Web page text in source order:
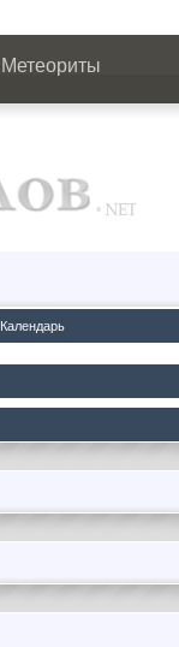
Метеориты
Календарь